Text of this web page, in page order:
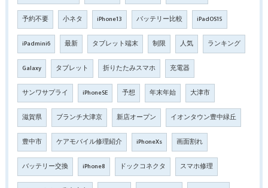
予約不要 小ネタ iPhone13 バッテリー比較 iPadOS15
iPadmini6 最新 タブレット端末 制限 人気 ランキング
Galaxy タブレット 折りたたみスマホ 充電器
サンワサプライ iPhoneSE 予想 年末年始 大津市
滋賀県 ブランチ大津京 新店オープン イオンタウン豊中緑丘
豊中市 ケアモバイル修理紹介 iPhoneXs 画面割れ
バッテリー交換 iPhone8 ドックコネクタ スマホ修理